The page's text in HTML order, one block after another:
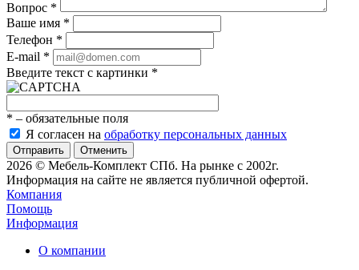
Вопрос *
Ваше имя *
Телефон *
E-mail *
Введите текст с картинки *
* – обязательные поля
Я согласен на обработку персональных данных
Отменить
2026 © Мебель-Комплект СПб. На рынке с 2002г.
Информация на сайте не является публичной офертой.
Компания
Помощь
Информация
О компании